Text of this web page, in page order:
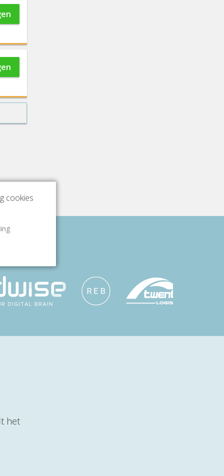
het
cookies